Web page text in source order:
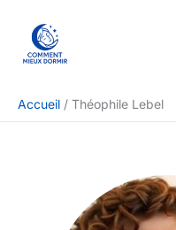
contenu
Accueil Théophile Lebel